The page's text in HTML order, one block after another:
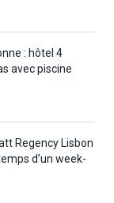
: hôtel 4
avec piscine
Regency Lisbon
d’un week-